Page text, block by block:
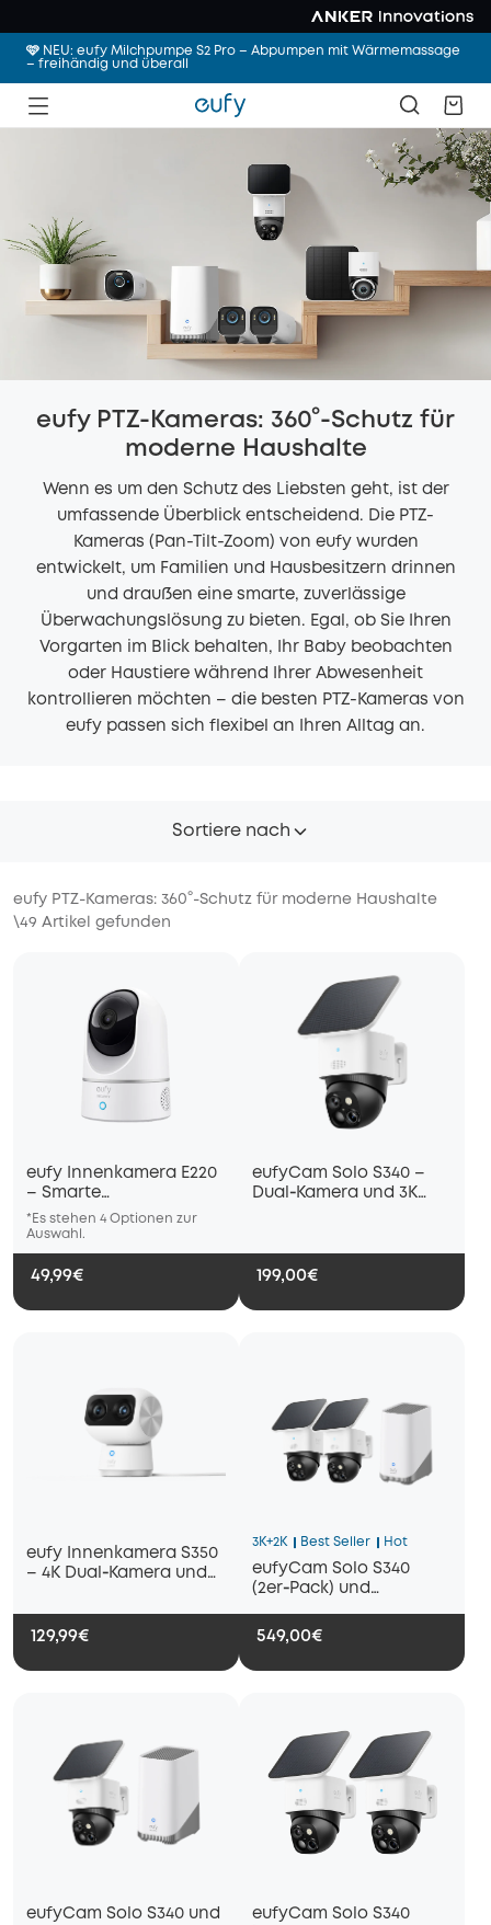
🩷 NEU: eufy Milchpumpe S2 Pro – Abpumpen mit Wärmemassage
– freihändig und überall
eufy PTZ-Kameras: 360°-Schutz für
moderne Haushalte
Wenn es um den Schutz des Liebsten geht, ist der
umfassende Überblick entscheidend. Die PTZ-
Kameras (Pan-Tilt-Zoom) von eufy wurden
entwickelt, um Familien und Hausbesitzern drinnen
und draußen eine smarte, zuverlässige
Überwachungslösung zu bieten. Egal, ob Sie Ihren
Vorgarten im Blick behalten, Ihr Baby beobachten
oder Haustiere während Ihrer Abwesenheit
kontrollieren möchten – die besten PTZ-Kameras von
eufy passen sich flexibel an Ihren Alltag an.
Sortiere nach
eufy PTZ-Kameras: 360°-Schutz für moderne Haushalte
\49 Artikel gefunden
eufy Innenkamera E220
– Smarte
Personenerkennung,
360° Bewegung
*Es stehen 4 Optionen zur
Auswahl.
49,99€
eufyCam Solo S340 –
Dual‑Kamera und 3K
199,00€
eufy Innenkamera S350
– 4K Dual‑Kamera und
129,99€
3K+2K Best Seller Hot
eufyCam Solo S340
(2er‑Pack) und
549,00€
eufyCam Solo S340 und
eufyCam Solo S340